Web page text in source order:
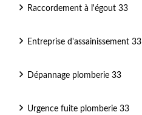
Raccordement à l'égout 33
Entreprise d'assainissement 33
Dépannage plomberie 33
Urgence fuite plomberie 33